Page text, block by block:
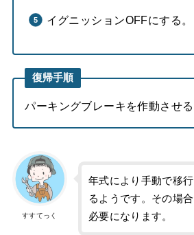
イグニッションOFFにする。
復帰手順
パーキングブレーキを作動させる
すすてっく
年式により手動で移
るようです。その場
必要になります。